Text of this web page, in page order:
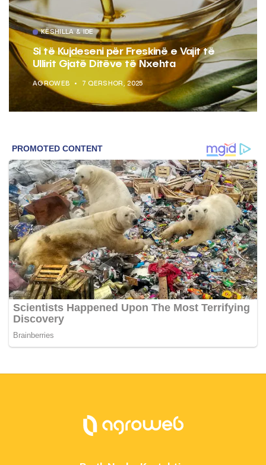
KËSHILLA & IDE
Si të Kujdeseni për Freskinë e Vajit të
Ullirit Gjatë Ditëve të Nxehta
AGROWEB 7 QERSHOR, 2025